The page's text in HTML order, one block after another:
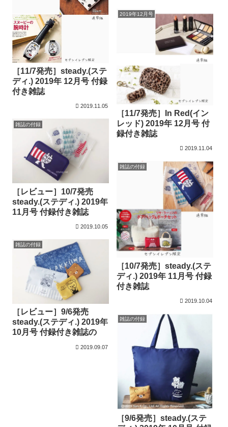
［11/7発売］steady.(ステ
ディ.) 2019年 12月号 付録
付き雑誌
2019.11.05
2019年12月号
［11/7発売］In Red(イン
レッド) 2019年 12月号 付
録付き雑誌
2019.11.04
雑誌の付録
［レビュー］10/7発売
steady.(ステディ.) 2019年
11月号 付録付き雑誌
2019.10.05
雑誌の付録
［10/7発売］steady.(ステ
ディ.) 2019年 11月号 付録
付き雑誌
2019.10.04
雑誌の付録
［レビュー］9/6発売
steady.(ステディ.) 2019年
10月号 付録付き雑誌の
2019.09.07
雑誌の付録
［9/6発売］steady.(ステ